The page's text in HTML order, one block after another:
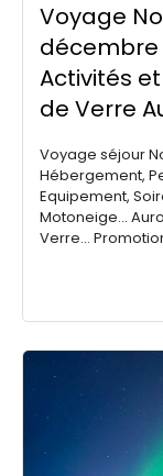
Voyage
décembre
Activités
de Verre
Voyage séjour
Hébergement,
Equipement,
Motoneige...
Verre...